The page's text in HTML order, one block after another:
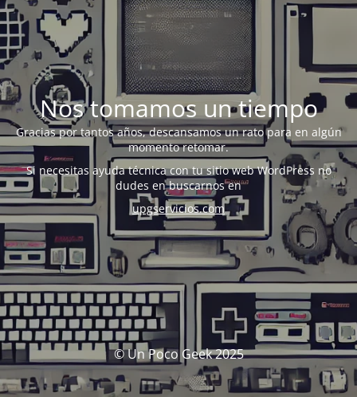
Nos tomamos un tiempo
Gracias por tantos años, descansamos un rato para en algún
momento retomar.
Si necesitas ayuda técnica con tu sitio web WordPress no
dudes en buscarnos en
upgservicios.com
© Un Poco Geek 2025